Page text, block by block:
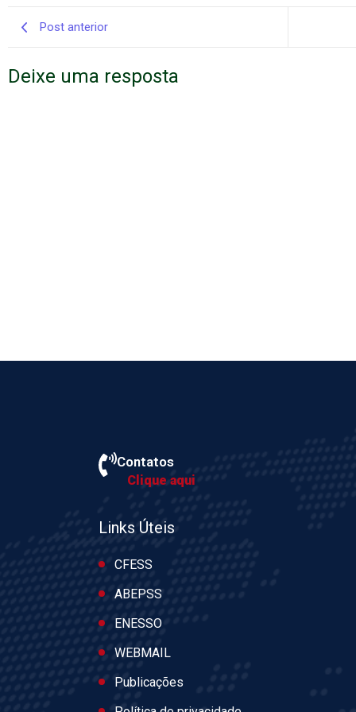
Post anterior
Deixe uma resposta
Contatos
Clique aqui
Links Úteis
CFESS
ABEPSS
ENESSO
WEBMAIL
Publicações